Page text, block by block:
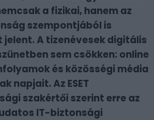
a fizikai, hanem az
szempontjából is
A tizenévesek digitális
sem csökken: online
és közösségi média
napjait. Az ESET
szakértői szerint erre az
IT-biztonsági